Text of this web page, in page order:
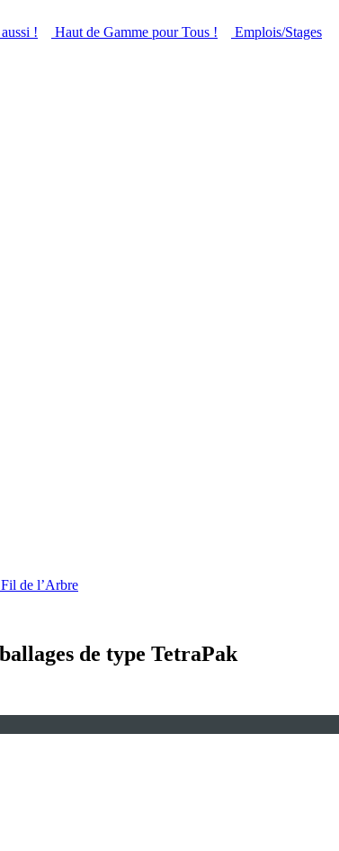
! Haut de Gamme pour Tous !
Emplois/Stages
de l’Arbre
de type TetraPak